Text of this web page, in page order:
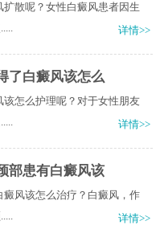
散呢？女性白癜风患者因生
详情>>
了白癜风该怎么
怎么护理呢？对于女性朋友
详情>>
部患有白癜风该
风该怎么治疗？白癜风，作
详情>>